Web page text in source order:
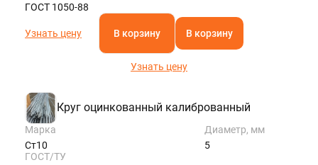
ГОСТ 1050-88
Узнать цену В корзину В корзину
Узнать цену
Круг оцинкованный калиброванный
Марка
Ст10
Диаметр, мм
5
ГОСТ/ТУ